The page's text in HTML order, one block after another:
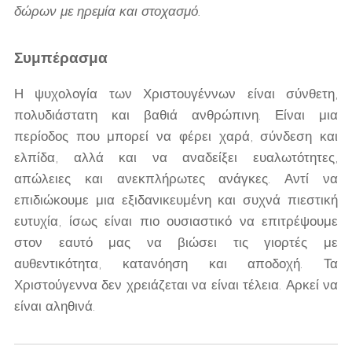
δώρων με ηρεμία και στοχασμό.
Συμπέρασμα
Η ψυχολογία των Χριστουγέννων είναι σύνθετη,
πολυδιάστατη και βαθιά ανθρώπινη. Είναι μια
περίοδος που μπορεί να φέρει χαρά, σύνδεση και
ελπίδα, αλλά και να αναδείξει ευαλωτότητες,
απώλειες και ανεκπλήρωτες ανάγκες. Αντί να
επιδιώκουμε μια εξιδανικευμένη και συχνά πιεστική
ευτυχία, ίσως είναι πιο ουσιαστικό να επιτρέψουμε
στον εαυτό μας να βιώσει τις γιορτές με
αυθεντικότητα, κατανόηση και αποδοχή. Τα
Χριστούγεννα δεν χρειάζεται να είναι τέλεια. Αρκεί να
είναι αληθινά.